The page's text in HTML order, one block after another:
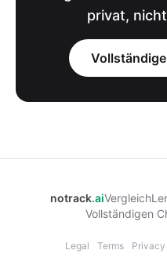
privat,
notrack.aiVergleich
Vollständigen
Legal Terms Privacy